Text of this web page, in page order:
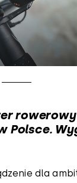
Polsce.
dla